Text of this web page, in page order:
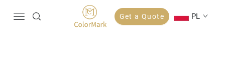
Get a Quote PL